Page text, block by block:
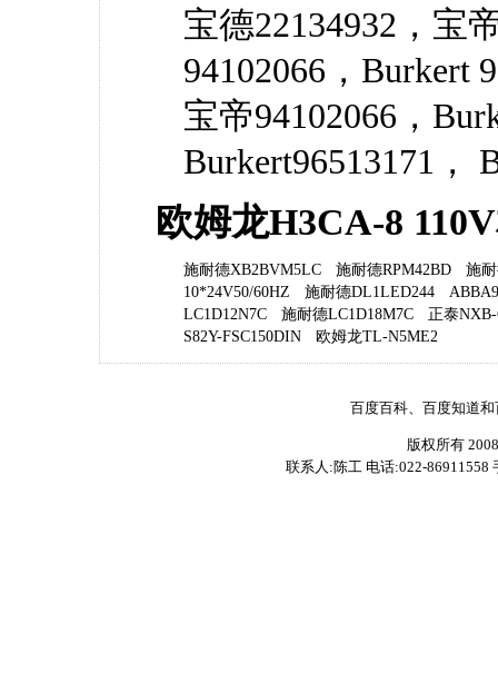
宝德22134932，宝
94102066，Burkert
宝帝94102066，
Burkert96513171，
欧姆龙H3CA-8
施耐德XB2BVM5LC 施耐德RPM42BD
施
10*24V50/60HZ
施耐德DL1LED244
LC1D12N7C
施耐德LC1D18M7C
正泰NXB-
S82Y-FSC150DIN
欧姆龙TL-N5ME2
百度百科、百度知道
版权所有
联系人:陈工 电话:022-86911558